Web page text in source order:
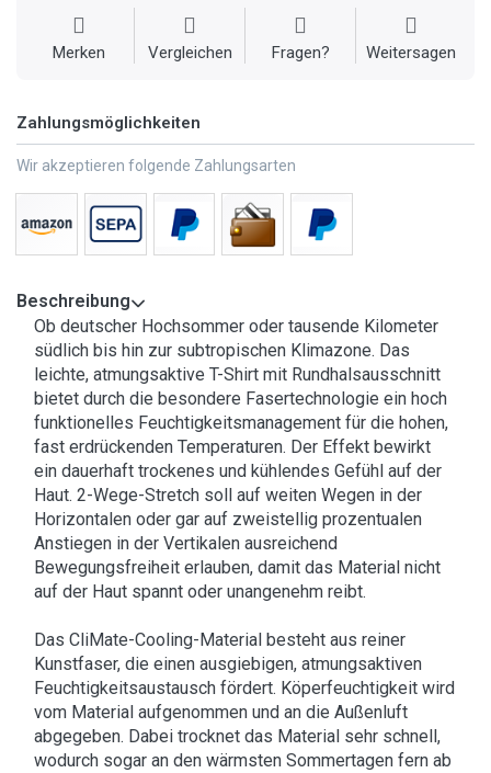
Merken Vergleichen Fragen? Weitersagen
Zahlungsmöglichkeiten
Wir akzeptieren folgende Zahlungsarten
Beschreibung
Ob deutscher Hochsommer oder tausende Kilometer
südlich bis hin zur subtropischen Klimazone. Das
leichte, atmungsaktive T-Shirt mit Rundhalsausschnitt
bietet durch die besondere Fasertechnologie ein hoch
funktionelles Feuchtigkeitsmanagement für die hohen,
fast erdrückenden Temperaturen. Der Effekt bewirkt
ein dauerhaft trockenes und kühlendes Gefühl auf der
Haut. 2-Wege-Stretch soll auf weiten Wegen in der
Horizontalen oder gar auf zweistellig prozentualen
Anstiegen in der Vertikalen ausreichend
Bewegungsfreiheit erlauben, damit das Material nicht
auf der Haut spannt oder unangenehm reibt.
Das CliMate-Cooling-Material besteht aus reiner
Kunstfaser, die einen ausgiebigen, atmungsaktiven
Feuchtigkeitsaustausch fördert. Köperfeuchtigkeit wird
vom Material aufgenommen und an die Außenluft
abgegeben. Dabei trocknet das Material sehr schnell,
wodurch sogar an den wärmsten Sommertagen fern ab